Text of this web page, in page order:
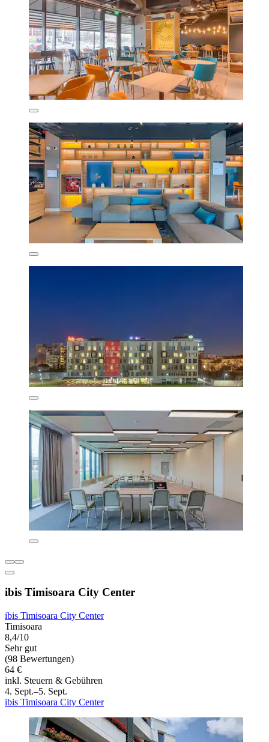
ibis Timisoara City Center
ibis Timisoara City Center
Timisoara
8,4/10
Sehr gut
(98 Bewertungen)
64 €
inkl. Steuern & Gebühren
4. Sept.–5. Sept.
ibis Timisoara City Center